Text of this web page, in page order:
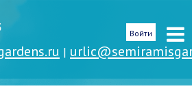
|
Войти